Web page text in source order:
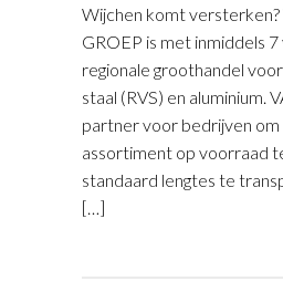
Wijchen komt versterken?
GROEP is met inmiddels 7
regionale groothandel
staal (RVS) en aluminium.
partner voor bedrijven om
assortiment op voorraad
standaard lengtes te
[…]